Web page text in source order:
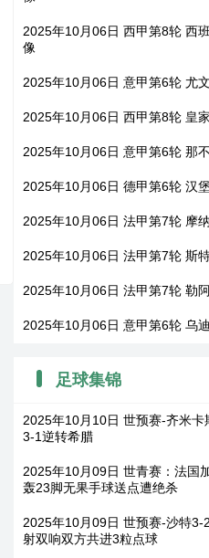
2025年10月06日 西甲第8轮 西
像
2025年10月06日 意甲第6轮 尤
2025年10月06日 西甲第8轮 皇
2025年10月06日 意甲第6轮 那
2025年10月06日 德甲第6轮 汉
2025年10月06日 法甲第7轮 摩
2025年10月06日 法甲第7轮 斯
2025年10月06日 法甲第7轮 勒
2025年10月06日 意甲第6轮 乌
足球集锦
2025年10月10日 世预赛-齐米
3-1逆转希腊
2025年10月09日 世青赛：法国
轰23脚无果手球送点遭绝杀
2025年10月09日 世预赛-沙特3-
射双响双方共进3粒点球